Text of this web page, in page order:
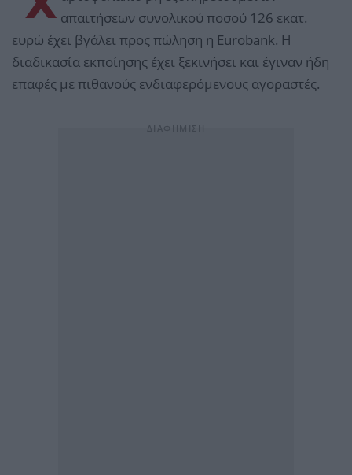
απαιτήσεων συνολικού ποσού 126 εκατ.
ευρώ έχει βγάλει προς πώληση η Eurobank. H
διαδικασία εκποίησης έχει ξεκινήσει και έγιναν ήδη
επαφές με πιθανούς ενδιαφερόμενους αγοραστές.